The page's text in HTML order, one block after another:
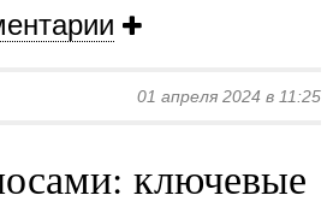
01 апреля 2024 в 11:25
ключевые